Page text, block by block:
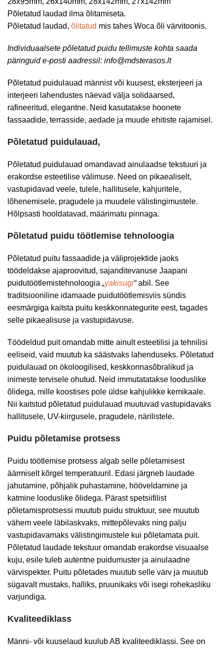
Põletatud laudad ilma õlitamiseta.
Põletatud laudad, õlitatud mis tahes Woca õli värvitoonis.
Individuaalsete põletatud puidu tellimuste kohta saada
päringuid e-posti aadressil: info@mdsterasos.lt
Põletatud puidulauad männist või kuusest, eksterjeeri ja
interjeeri lahendustes näevad välja solidaarsed,
rafineeritud, elegantne. Neid kasutatakse hoonete
fassaadide, terrasside, aedade ja muude ehitiste rajamisel.
Põletatud puidulauad,
Põletatud puidulauad omandavad ainulaadse tekstuuri ja
erakordse esteetilise välimuse. Need on pikaealiselt,
vastupidavad veele, tulele, hallitusele, kahjuritele,
lõhenemisele, pragudele ja muudele välistingimustele.
Hõlpsasti hooldatavad, määrimatu pinnaga.
Põletatud puidu töötlemise tehnoloogia
Põletatud puitu fassaadide ja väliprojektide jaoks
töödeldakse ajaproovitud, sajanditevanuse Jaapani
puidutöötlemistehnoloogia „yakisugi“abil. See
traditsiooniline idamaade puidutöötlemisviis sündis
eesmärgiga kaitsta puitu keskkonnategurite eest, tagades
selle pikaealisuse ja vastupidavuse.
Töödeldud puit omandab mitte ainult esteetilisi ja tehnilisi
eeliseid, vaid muutub ka säästvaks lahenduseks. Põletatud
puidulauad on ökoloogilised, keskkonnasõbralikud ja
inimeste tervisele ohutud. Neid immutatatakse looduslike
õlidega, mille koostises pole üldse kahjulikke kemikaale.
Nii kaitstud põletatud puidulauad muutuvad vastupidavaks
hallitusele, UV-kiirgusele, pragudele, närilistele.
Puidu põletamise protsess
Puidu töötlemise protsess algab selle põletamisest
äärmiselt kõrgel temperatuuril. Edasi järgneb laudade
jahutamine, põhjalik puhastamine, hööveldamine ja
katmine looduslike õlidega. Pärast spetsiifilist
põletamisprotsessi muutub puidu struktuur, see muutub
vähem veele läbilaskvaks, mittepõlevaks ning palju
vastupidavamaks välistingimustele kui põletamata puit.
Põletatud laudade tekstuur omandab erakordse visuaalse
kuju, esile tuleb autentne puidumuster ja ainulaadne
värvispekter. Puitu põletades muutub selle värv ja muutub
sügavalt mustaks, halliks, pruunikaks või isegi rohekasliku
varjundiga.
Kvaliteediklass
Männi- või kuuselaud kuulub AB kvaliteediklassi. See on